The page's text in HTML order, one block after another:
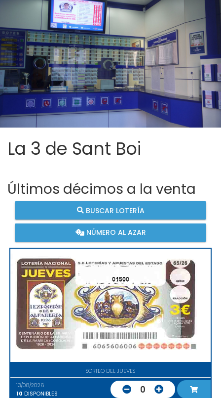
La 3 de Sant Boi
Últimos décimos a la venta
BUSCAR LOTERÍA
NÚMERO AL AZAR
01500
SORTEO DEL JUEVES
13/08/2026
10 DISPONIBLES 0